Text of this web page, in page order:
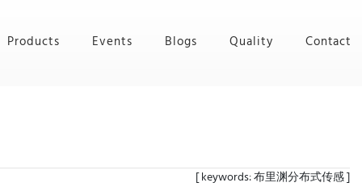
Products Events Blogs Quality Contact
[ keywords: 布里渊分布式传感 ]